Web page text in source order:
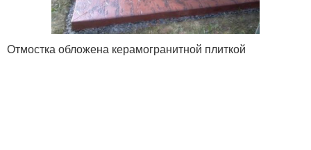
Отмостка обложена керамогранитной плиткой